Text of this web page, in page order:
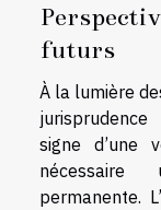
futurs
À la lumière
signe d’une
nécessaire
permanente.